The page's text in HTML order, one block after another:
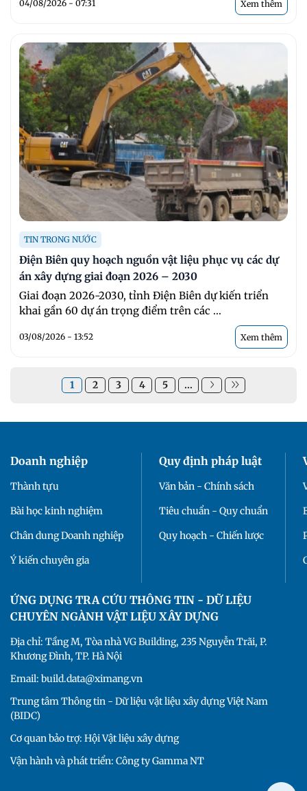
04/08/2026 - 07:31 Xem thêm
TIN TRONG NƯỚC
Điện Biên quy hoạch nguồn vật liệu phục vụ các dự
án xây dựng giai đoạn 2026 – 2030
Giai đoạn 2026-2030, tỉnh Điện Biên dự kiến triển
khai gần 60 dự án trọng điểm trên các ...
03/08/2026 - 13:52 Xem thêm
1 2 3 4 5 ...
Doanh nghiệp
Thành tựu
Bài học kinh nghiệm
Chân dung Doanh nghiệp
Ý kiến chuyên gia
Quy định pháp luật
Văn bản - Chính sách
Tiêu chuẩn - Quy chuẩn
Quy hoạch - Chiến lược
ỨNG DỤNG TRA CỨU THÔNG TIN - DỮ LIỆU
CHUYÊN NGÀNH VẬT LIỆU XÂY DỰNG
Địa chỉ: Tầng M, Tòa nhà VG Building, 235 Nguyễn Trãi, P.
Khương Đình, TP. Hà Nội
Email: build.data@ximang.vn
Trung tâm Thông tin - Dữ liệu vật liệu xây dựng Việt Nam
(BIDC)
Cơ quan bảo trợ: Hội Vật liệu xây dựng
Vận hành và phát triển: Công ty Gamma NT